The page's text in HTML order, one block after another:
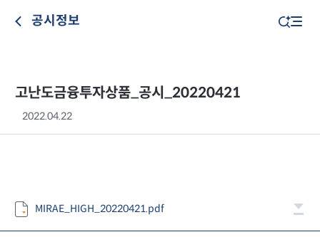
공시정보
고난도금융투자상품_공시_20220421
2022.04.22
MIRAE_HIGH_20220421.pdf